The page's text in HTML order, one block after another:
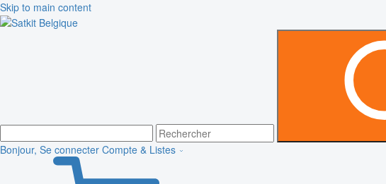
Skip to main content
Bonjour, Se connecter Compte & Listes